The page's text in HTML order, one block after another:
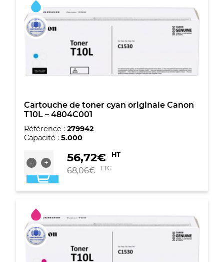
Canon
T10L
-
4805C001
Cartouche de toner cyan originale Canon
T10L – 4804C001
Référence : 279942
Capacité : 5.000
-
quantité
de
Cartouche
de
toner
originale
Canon
T10L
-
4804C001
+ 56,72€ HT
68,06€ TTC